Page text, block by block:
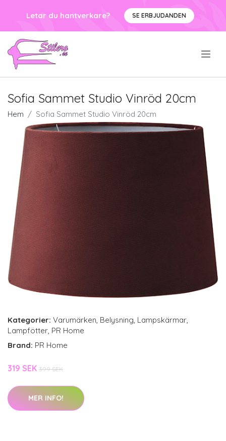
Letar du hantverkare? SE ERBJUDANDEN
Sofia Sammet Studio Vinröd 20cm
Hem Sofia Sammet Studio Vinröd 20cm
Kategorier: Varumärken, Belysning, Lampskärmar,
Lampfötter, PR Home
Brand: PR Home
319 SEK 399 SEK
MER INFO!